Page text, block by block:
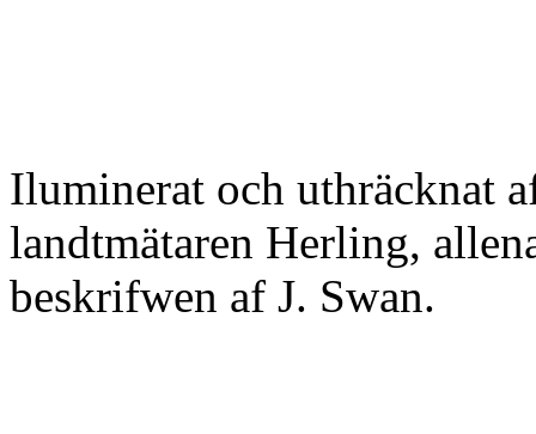
Iluminerat och uthräcknat
landtmätaren Herling,
beskrifwen af J. Swan.